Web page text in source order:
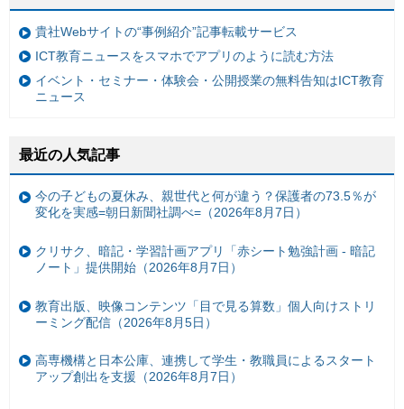
貴社Webサイトの“事例紹介”記事転載サービス
ICT教育ニュースをスマホでアプリのように読む方法
イベント・セミナー・体験会・公開授業の無料告知はICT教育
ニュース
最近の人気記事
今の子どもの夏休み、親世代と何が違う？保護者の73.5％が
変化を実感=朝日新聞社調べ=（2026年8月7日）
クリサク、暗記・学習計画アプリ「赤シート勉強計画 - 暗記
ノート」提供開始（2026年8月7日）
教育出版、映像コンテンツ「目で見る算数」個人向けストリ
ーミング配信（2026年8月5日）
高専機構と日本公庫、連携して学生・教職員によるスタート
アップ創出を支援（2026年8月7日）